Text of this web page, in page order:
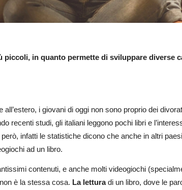
in quanto permette di sviluppare diverse
i giovani di oggi non sono proprio dei
recenti studi, gli italiani leggono pochi libri e
infatti le statistiche dicono che anche in altri
ad un libro.
contenuti, e anche molti videogiochi
è la stessa cosa. La letturadi un libro, dove le